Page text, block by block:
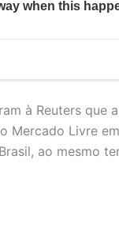
à Reuters que
Mercado Livre
ao mesmo